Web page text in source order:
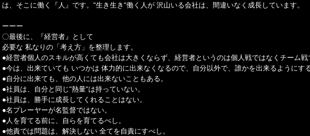
は、そこに働く『人』です。"生き生き"働く人が 沢山いる会社は、間違いなく成長しています。
ーーー
〇最後に、『経営者』として
必要な 私なりの「考え方」を整理します。
●経営者個人のスキルが高くても会社は大きくならず、経営者というのは個人戦ではなくチーム戦
●今は、出来ていても いつかは 体力的に出来なくなるので、自分以外で、誰かを出来るようにす
●自分に出来ても、他の人には出来ないこともある。
●社員は、自分と同じ"熱量"は持っていない。
●社員は、勝手に成長してくれることはない。
●名プレーヤーが名監督ではない。
●人を育てる前に、自らを育てるべし。
●他責では問題は、解決しない 全てを自責にすべし。